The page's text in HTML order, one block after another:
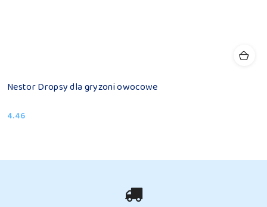
Nestor Dropsy dla gryzoni owocowe
Cena:
4.46